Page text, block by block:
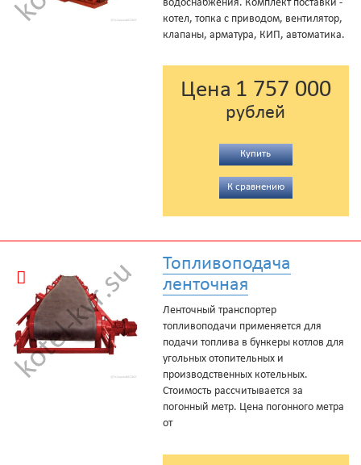
водоснабжения. Комплект поставки -
котел, топка с приводом, вентилятор,
клапаны, арматура, КИП, автоматика.
Цена 1 757 000
рублей
Купить
К сравнению
Топливоподача
ленточная
Ленточный транспортер
топливоподачи применяется для
подачи топлива в бункеры котлов для
угольных отопительных и
производственных котельных.
Стоимость рассчитывается за
погонный метр. Цена погонного метра
от